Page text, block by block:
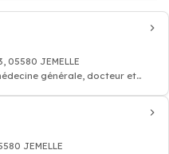
05580 JEMELLE
générale, docteur et
JEMELLE